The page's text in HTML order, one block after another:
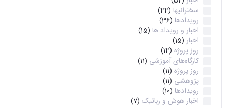
سخنرانیها (44)
رویدادها (36)
اخبار و رویداد ها (15)
اخبار (15)
روز پروژه (14)
کارگاه‌های آموزشی (11)
روز پروژه (11)
پژوهشی (11)
رویدادها (10)
اخبار هوش و رباتیک (7)